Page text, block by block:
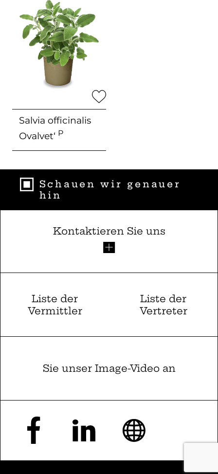
Salvia officinalis
Ovalvet‘ P
Schauen wir genauer
hin
Kontaktieren Sie uns
Liste der
Vermittler
Liste der
Vertreter
Sie unser Image-Video an